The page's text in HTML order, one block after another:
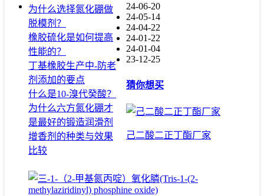
为什么选择氮化硼做
脱模剂？
24-06-20
橡胶硫化是如何提高
性能的？
24-05-14
丁基橡胶生产中-防老
剂添加的要点
24-04-22
什么是10-溴代癸酸？
24-01-22
为什么六方氮化硼才
是最好的锻造润滑剂
24-01-04
增香剂的种类与效果
比较
23-12-25
猜你想买
己二酸二正丁酯厂家